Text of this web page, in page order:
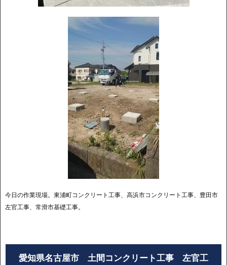
今日の作業現場。東浦町コンクリート工事、高浜市コンクリート工事、豊田市
左官工事、常滑市基礎工事。
愛知県名古屋市 土間コンクリート工事 左官工